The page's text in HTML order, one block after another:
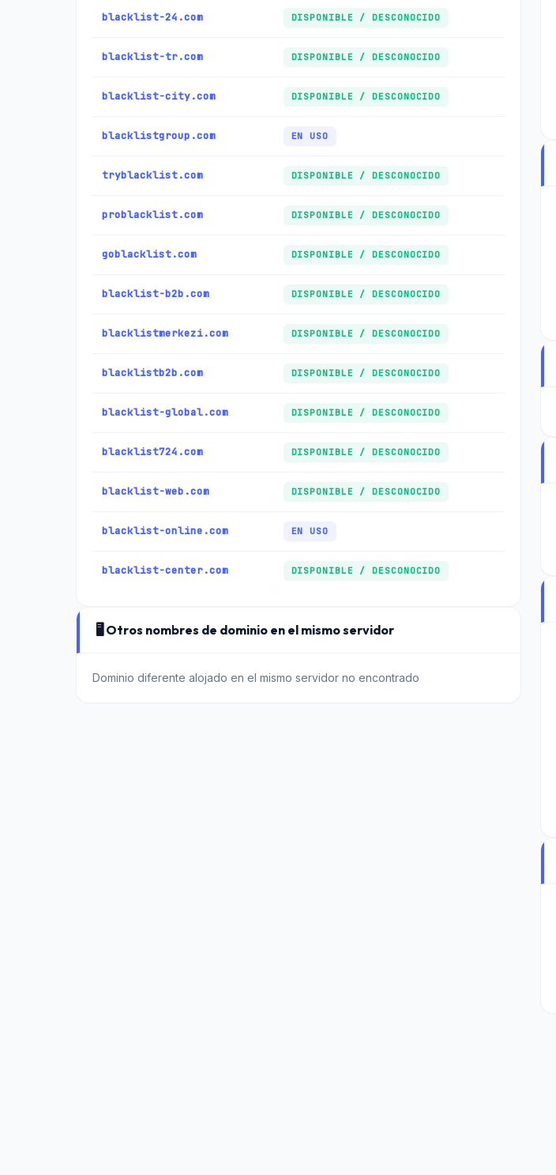
blacklist-24.com DISPONIBLE / DESCONOCIDO
blacklist-tr.com DISPONIBLE / DESCONOCIDO
blacklist-city.com DISPONIBLE / DESCONOCIDO
blacklistgroup.com EN USO
tryblacklist.com DISPONIBLE / DESCONOCIDO
problacklist.com DISPONIBLE / DESCONOCIDO
goblacklist.com DISPONIBLE / DESCONOCIDO
blacklist-b2b.com DISPONIBLE / DESCONOCIDO
blacklistmerkezi.com DISPONIBLE / DESCONOCIDO
blacklistb2b.com DISPONIBLE / DESCONOCIDO
blacklist-global.com DISPONIBLE / DESCONOCIDO
blacklist724.com DISPONIBLE / DESCONOCIDO
blacklist-web.com DISPONIBLE / DESCONOCIDO
blacklist-online.com EN USO
blacklist-center.com DISPONIBLE / DESCONOCIDO
🖥️ Otros nombres de dominio en el mismo servidor
Dominio diferente alojado en el mismo servidor no encontrado